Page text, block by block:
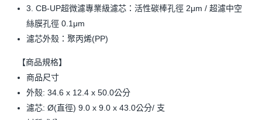
3. CB-UP超微濾專業級濾芯：活性碳棒孔徑 2μm / 超濾中空
絲膜孔徑 0.1μm
濾芯外殼：聚丙烯(PP)
【商品規格】
商品尺寸
外殼: 34.6 x 12.4 x 50.0公分
濾芯: Ø(直徑) 9.0 x 9.0 x 43.0公分/ 支